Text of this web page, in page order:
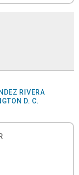
RIVERA
D. C.